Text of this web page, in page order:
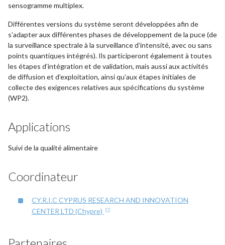
sensogramme multiplex.
Différentes versions du système seront développées afin de
s’adapter aux différentes phases de développement de la puce (de
la surveillance spectrale à la surveillance d’intensité, avec ou sans
points quantiques intégrés). Ils participeront également à toutes
les étapes d’intégration et de validation, mais aussi aux activités
de diffusion et d’exploitation, ainsi qu’aux étapes initiales de
collecte des exigences relatives aux spécifications du système
(WP2).
Applications
Suivi de la qualité alimentaire
Coordinateur
CY.R.I.C CYPRUS RESEARCH AND INNOVATION
CENTER LTD (Chypre)